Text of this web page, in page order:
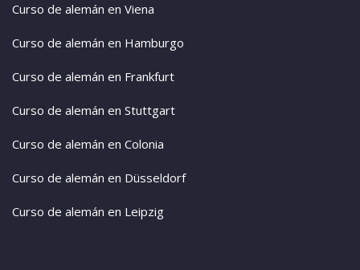
Curso de alemán en Viena
Curso de alemán en Hamburgo
Curso de alemán en Frankfurt
Curso de alemán en Stuttgart
Curso de alemán en Colonia
Curso de alemán en Düsseldorf
Curso de alemán en Leipzig